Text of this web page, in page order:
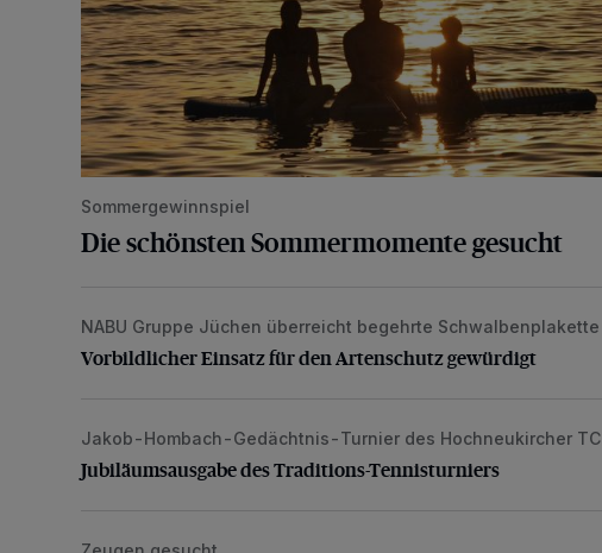
Sommergewinnspiel
Die schönsten Sommermomente gesucht
Vorbildlicher Einsatz für den Artenschutz gewürdigt
NABU Gruppe Jüchen überreicht begehrte Schwalbenplakette
Vorbildlicher Einsatz für den Artenschutz gewürdigt
Jubiläumsausgabe des Traditions-Tennisturniers
Jakob-Hombach-Gedächtnis-Turnier des Hochneukircher TC
Jubiläumsausgabe des Traditions-Tennisturniers